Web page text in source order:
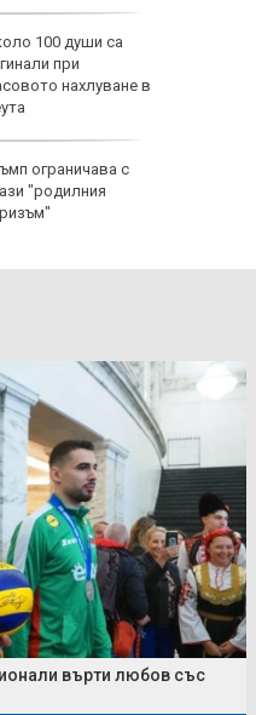
100 души са
при
нахлуване в
ограничава с
"родилния
върти любов със